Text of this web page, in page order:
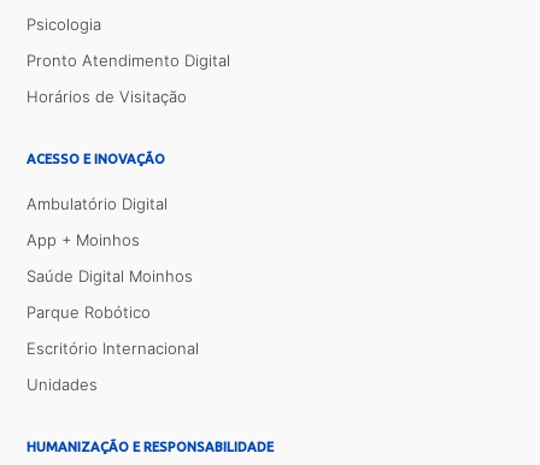
Psicologia
Pronto Atendimento Digital
Horários de Visitação
ACESSO E INOVAÇÃO
Ambulatório Digital
App + Moinhos
Saúde Digital Moinhos
Parque Robótico
Escritório Internacional
Unidades
HUMANIZAÇÃO E RESPONSABILIDADE